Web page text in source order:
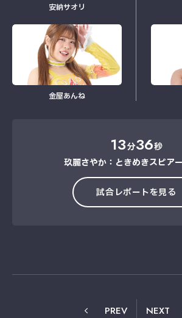
安納サオリ
金屋あんね
13分36秒
玖麗さやか：ときめきスピアー
試合レポートを見る
PREV NEXT